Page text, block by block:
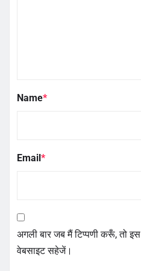
Name*
Email*
अगली बार जब मैं टिप्पणी करूँ, तो
वेबसाइट सहेजें।